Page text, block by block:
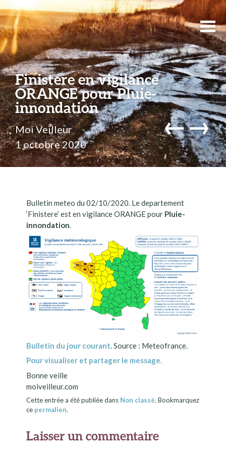
Finistere en vigilance
ORANGE pour Pluie-
innondation
Moi Veilleur
1 octobre 2020
←→
Bulletin meteo du 02/10/2020. Le departement
‘Finistere’ est en vigilance ORANGE pour Pluie-
innondation.
Bulletin du jour courant . Source : Meteofrance.
Pour visualiser et partager le message.
Bonne veille
moiveilleur.com
Cette entrée a été publiée dans Non classé. Bookmarquez
ce permalien.
Laisser un commentaire